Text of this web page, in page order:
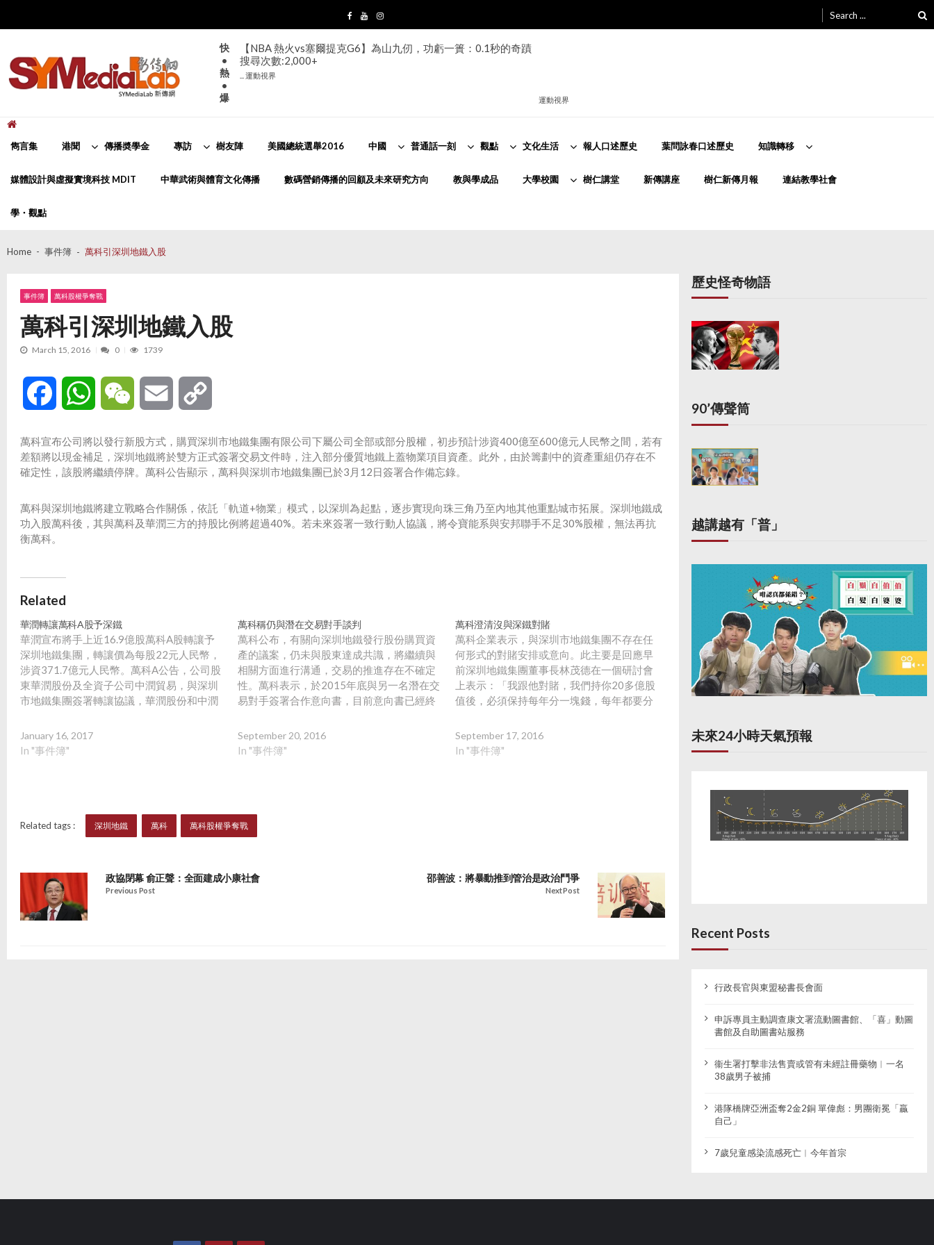
navigation
content
for:
快
•
熱
•
爆
【NBA 熱火vs塞爾提克G6】為山九仞，功虧一簣：0.1秒的奇蹟
搜尋次數:2,000+
... 運動視界
運動視界
雋言集 港聞 傳播奬學金 專訪 樹友陣 美國總統選舉2016 中國 普通話一刻 觀點 文化生活 報人口述歷史 葉問詠春口述歷史 知識轉移
媒體設計與虛擬實境科技 MDIT 中華武術與體育文化傳播 數碼營銷傳播的回顧及未來研究方向 教與學成品 大學校園 樹仁講堂 新傳講座 樹仁新傳月報 連結教學社會
學・觀點
Home 事件簿 萬科引深圳地鐵入股
事件簿 萬科股權爭奪戰
萬科引深圳地鐵入股
March 15, 2016 0 1739
Facebook WhatsAppWeChat Email
萬科宣布公司將以發行新股方式，購買深圳市地鐵集團有限公司下屬公司全部或部分股權，初步預計涉資400億至600億元人民幣之間，若有
差額將以現金補足，深圳地鐵將於雙方正式簽署交易文件時，注入部分優質地鐵上蓋物業項目資產。此外，由於籌劃中的資產重組仍存在不
確定性，該股將繼續停牌。萬科公告顯示，萬科與深圳市地鐵集團已於3月12日簽署合作備忘錄。
萬科與深圳地鐵將建立戰略合作關係，依託「軌道+物業」模式，以深圳為起點，逐步實現向珠三角乃至內地其他重點城市拓展。深圳地鐵成
功入股萬科後，其與萬科及華潤三方的持股比例將超過40%。若未來簽署一致行動人協議，將令寶能系與安邦聯手不足30%股權，無法再抗
衡萬科。
Related
華潤轉讓萬科A股予深鐵
華潤宣布將手上近16.9億股萬科A股轉讓予
深圳地鐵集團，轉讓價為每股22元人民幣，
涉資371.7億元人民幣。萬科A公告，公司股
東華潤股份及全資子公司中潤貿易，與深圳
市地鐵集團簽署轉讓協議，華潤股份和中潤
公司約16.8億股A股股份，轉讓給深圳市地
鐵集團。今次深鐵與華潤交易股份僅佔萬科
January 16, 2017
In "事件簿"
萬科稱仍與潛在交易對手談判
萬科公布，有關向深圳地鐵發行股份購買資
產的議案，仍未與股東達成共識，將繼續與
相關方面進行溝通，交易的推進存在不確定
性。萬科表示，於2015年底與另一名潛在交
易對手簽署合作意向書，目前意向書已經終
金支付的方式，收購對方部分資產或股權，
已聘請中介團隊展開盡職調查，但最終交易
September 20, 2016
In "事件簿"
萬科澄清沒與深鐵對賭
萬科企業表示，與深圳市地鐵集團不存在任
何形式的對賭安排或意向。此主要是回應早
前深圳地鐵集團董事長林茂德在一個研討會
上表示：「我跟他對賭，我們持你20多億股
值後，必須保持每年分一塊錢，每年都要分
論引起軒然大波，因為萬科披露的重組方案
中未出現對賭條款，因此涉嫌訊息披露違
September 17, 2016
In "事件簿"
Related tags : 深圳地鐵 萬科 萬科股權爭奪戰
政協閉幕 俞正聲：全面建成小康社會
Previous Post
邵善波：將暴動推到管治是政治鬥爭
Next Post
歷史怪奇物語
90’傳聲筒
越講越有「普」
未來24小時天氣預報
Recent Posts
行政長官與東盟秘書長會面
申訴專員主動調查康文署流動圖書館、「喜」動圖
書館及自助圖書站服務
衞生署打擊非法售賣或管有未經註冊藥物︱一名
38歲男子被捕
港隊橋牌亞洲盃奪2金2銅 單偉彪：男團衛冕「贏
自己」
7歲兒童感染流感死亡︱今年首宗